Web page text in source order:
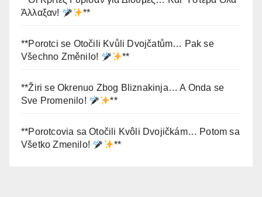
Άλλαξαν!
**
**Porotci se Otočili Kvůli Dvojčatům… Pak se
Všechno Změnilo!
**
**Žiri se Okrenuo Zbog Bliznakinja… A Onda se
Sve Promenilo!
**
**Porotcovia sa Otočili Kvôli Dvojičkám… Potom sa
Všetko Zmenilo!
**